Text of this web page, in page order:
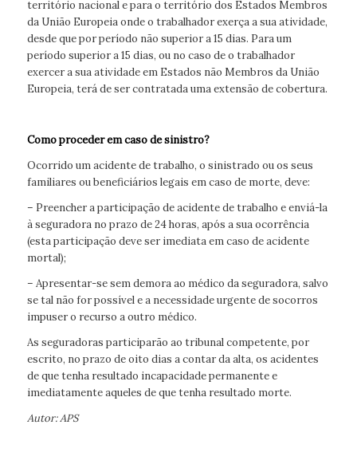
território nacional e para o território dos Estados Membros
da União Europeia onde o trabalhador exerça a sua atividade,
desde que por período não superior a 15 dias. Para um
período superior a 15 dias, ou no caso de o trabalhador
exercer a sua atividade em Estados não Membros da União
Europeia, terá de ser contratada uma extensão de cobertura.
Como proceder em caso de sinistro?
Ocorrido um acidente de trabalho, o sinistrado ou os seus
familiares ou beneficiários legais em caso de morte, deve:
– Preencher a participação de acidente de trabalho e enviá-la
à seguradora no prazo de 24 horas, após a sua ocorrência
(esta participação deve ser imediata em caso de acidente
mortal);
– Apresentar-se sem demora ao médico da seguradora, salvo
se tal não for possível e a necessidade urgente de socorros
impuser o recurso a outro médico.
As seguradoras participarão ao tribunal competente, por
escrito, no prazo de oito dias a contar da alta, os acidentes
de que tenha resultado incapacidade permanente e
imediatamente aqueles de que tenha resultado morte.
Autor: APS